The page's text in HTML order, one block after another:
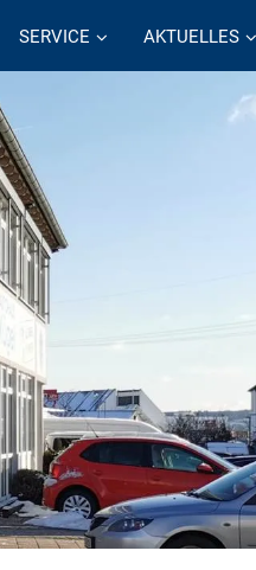
SERVICE AKTUELLES